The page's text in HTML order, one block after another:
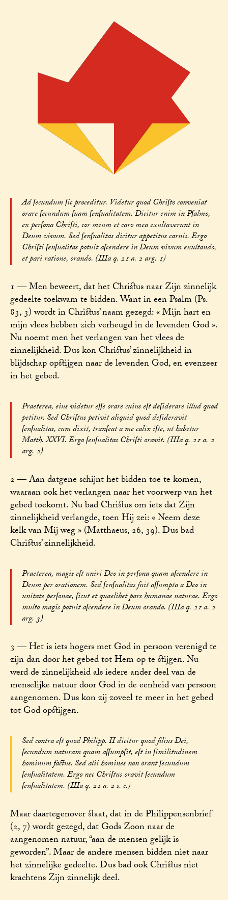
Ad ſecundum ſic proceditur. Videtur quod Chriſto conveniat
orare ſecundum ſuam ſenſualitatem. Dicitur enim in Pſalmo,
ex perſona Chriſti, cor meum et caro mea exultaverunt in
Deum vivum. Sed ſenſualitas dicitur appetitus carnis. Ergo
Chriſti ſenſualitas potuit aſcendere in Deum vivum exultando,
et pari ratione, orando. (IIIa q. 21 a. 2 arg. 1)
1 — Men beweert, dat het Christus naar Zijn zinnelijk
gedeelte toekwam te bidden. Want in een Psalm (Ps.
83, 3) wordt in Christus’ naam gezegd: « Mijn hart en
mijn vlees hebben zich verheugd in de levenden God ».
Nu noemt men het verlangen van het vlees de
zinnelijkheid. Dus kon Christus’ zinnelijkheid in
blijdschap opstijgen naar de levenden God, en evenzeer
in het gebed.
Praeterea, eius videtur eſſe orare cuius eſt deſiderare illud quod
petitur. Sed Chriſtus petivit aliquid quod deſideravit
ſenſualitas, cum dixit, tranſeat a me calix iſte, ut habetur
Matth. XXVI. Ergo ſenſualitas Chriſti oravit. (IIIa q. 21 a. 2
arg. 2)
2 — Aan datgene schijnt het bidden toe te komen,
waaraan ook het verlangen naar het voorwerp van het
gebed toekomt. Nu bad Christus om iets dat Zijn
zinnelijkheid verlangde, toen Hij zei: « Neem deze
kelk van Mij weg » (Matthaeus, 26, 39). Dus bad
Christus’ zinnelijkheid.
Praeterea, magis eſt uniri Deo in perſona quam aſcendere in
Deum per orationem. Sed ſenſualitas fuit aſſumpta a Deo in
unitate perſonae, ſicut et quaelibet pars humanae naturae. Ergo
multo magis potuit aſcendere in Deum orando. (IIIa q. 21 a. 2
arg. 3)
3 — Het is iets hogers met God in persoon verenigd te
zijn dan door het gebed tot Hem op te stijgen. Nu
werd de zinnelijkheid als iedere ander deel van de
menselijke natuur door God in de eenheid van persoon
aangenomen. Dus kon zij zoveel te meer in het gebed
tot God opstijgen.
Sed contra eſt quod Philipp. II dicitur quod filius Dei,
ſecundum naturam quam aſſumpſit, eſt in ſimilitudinem
hominum factus. Sed alii homines non orant ſecundum
ſenſualitatem. Ergo nec Chriſtus oravit ſecundum
ſenſualitatem. (IIIa q. 21 a. 2 s. c.)
Maar daartegenover staat, dat in de Philippensenbrief
(2, 7) wordt gezegd, dat Gods Zoon naar de
aangenomen natuur, “aan de mensen gelijk is
geworden”. Maar de andere mensen bidden niet naar
het zinnelijke gedeelte. Dus bad ook Christus niet
krachtens Zijn zinnelijk deel.